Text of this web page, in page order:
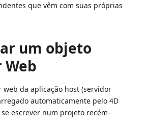
que vêm com suas próprias
um objeto
web da aplicação host (servidor
automaticamente pelo 4D
escrever num projeto recém-